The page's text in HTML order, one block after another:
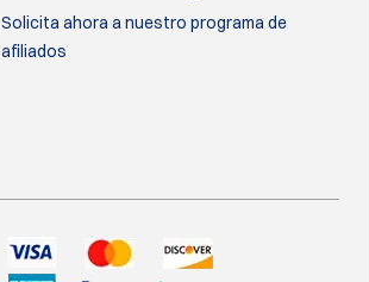
Solicita ahora a nuestro programa de
afiliados